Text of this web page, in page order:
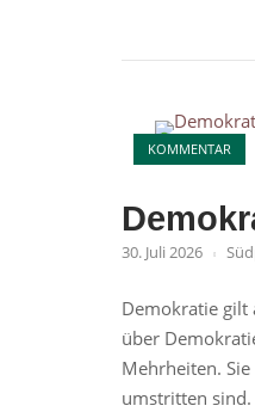
Leipzig:
Warum
Fall
mehr
als
Antworten
aufwirft"
KOMMENTAR
Open post
30. Juli 2026
Demokratie gilt
über
Mehrheiten.
umstritten